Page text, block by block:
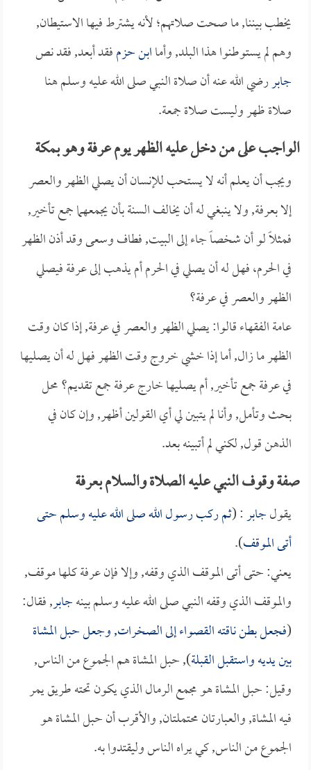
يخطب بيننا, ما صحت صلاتهم؛ لأنه يشترط فيها الاستيطان,
وهم لم يستوطنوا هذا البلد, وأماابن حزمفقد أبعد, فقد نص
جابررضي الله عنه أن صلاة النبي صلى الله عليه وسلم هنا
صلاة ظهر وليست صلاة جمعة.
الواجب على من دخل عليه الظهر يوم عرفة وهو بمكة
ويجب أن يعلم أنه لا يستحب للإنسان أن يصلي الظهر والعصر
إلا بعرفة, ولا ينبغي له أن يخالف السنة بأن يجمعهما جمع تأخير,
فمثلاً لو أن شخصاً جاء إلى البيت, فطاف وسعى وقد أذن الظهر
في الحرم، فهل له أن يصلي في الحرم أم يذهب إلى عرفة فيصلي
الظهر والعصر في عرفة؟
عامة الفقهاء قالوا: يصلي الظهر والعصر في عرفة, إذا كان وقت
الظهر ما زال, أما إذا خشي خروج وقت الظهر فهل له أن يصليها
في عرفة جمع تأخير, أم يصليها خارج عرفة جمع تقديم؟ محل
بحث وتأمل, وأنا لم يتبين لي أي القولين أظهر, وإن كان في
الذهن قول, لكني لم أتبينه بعد.
صفة وقوف النبي عليه الصلاة والسلام بعرفة
يقولجابر: (ثم ركب رسول الله صلى الله عليه وسلم حتى
أتى الموقف).
يعني: حتى أتى الموقف الذي وقفه, وإلا فإن عرفة كلها موقف,
والموقف الذي وقفه النبي صلى الله عليه وسلم بينهجابر, فقال:
(فجعل بطن ناقته القصواء إلى الصخرات, وجعل حبل المشاة
بين يديه واستقبل القبلة), حبل المشاة هم الجموع من الناس,
وقيل: حبل المشاة هو مجمع الرمال الذي يكون تحته طريق يمر
فيه المشاة, والعبارتان محتملتان, والأقرب أن حبل المشاة هو
الجموع من الناس, كي يراه الناس وليقتدوا به.